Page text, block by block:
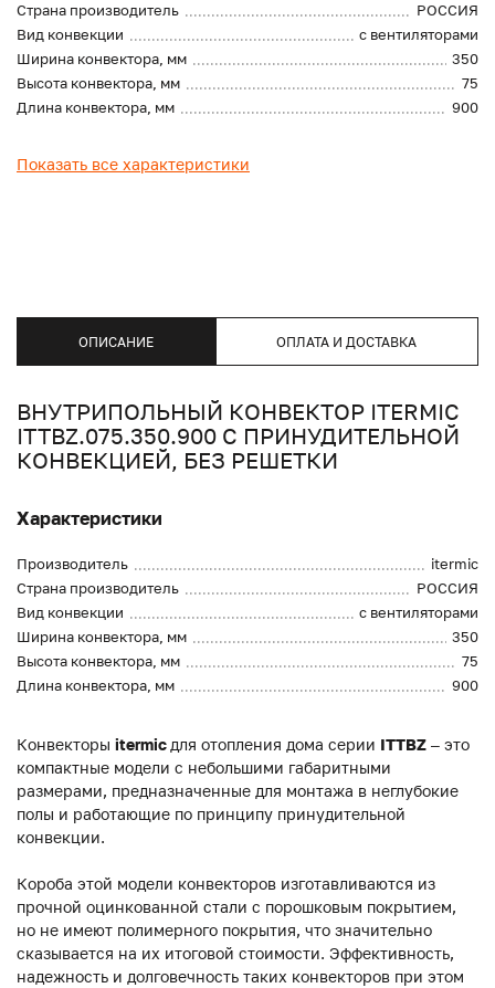
Страна производитель
РОССИЯ
Вид конвекции
с вентиляторами
Ширина конвектора, мм
350
Высота конвектора, мм
75
Длина конвектора, мм
900
Показать все характеристики
ОПИСАНИЕ ОПЛАТА И ДОСТАВКА
ВНУТРИПОЛЬНЫЙ КОНВЕКТОР ITERMIC
ITTBZ.075.350.900 С ПРИНУДИТЕЛЬНОЙ
КОНВЕКЦИЕЙ, БЕЗ РЕШЕТКИ
Характеристики
Производитель
itermic
Страна производитель
РОССИЯ
Вид конвекции
с вентиляторами
Ширина конвектора, мм
350
Высота конвектора, мм
75
Длина конвектора, мм
900
Конвекторы itermic для отопления дома серии ITTBZ – это
компактные модели с небольшими габаритными
размерами, предназначенные для монтажа в неглубокие
полы и работающие по принципу принудительной
конвекции.
Короба этой модели конвекторов изготавливаются из
прочной оцинкованной стали с порошковым покрытием,
но не имеют полимерного покрытия, что значительно
сказывается на их итоговой стоимости. Эффективность,
надежность и долговечность таких конвекторов при этом